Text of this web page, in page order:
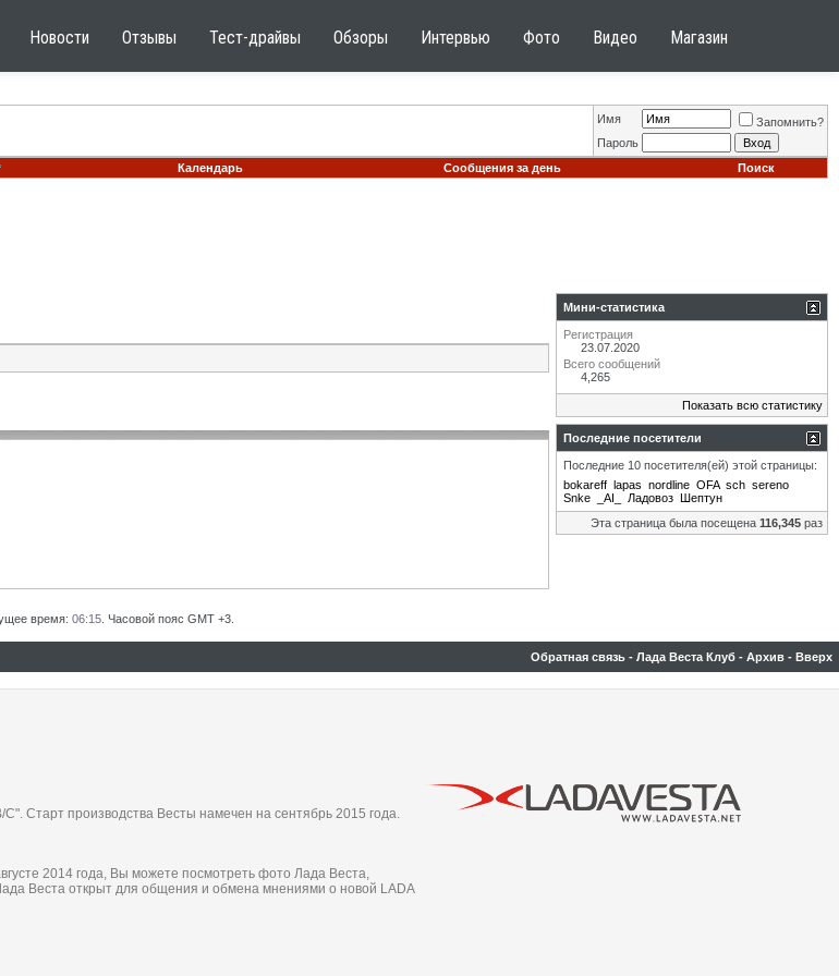
Новости Отзывы Тест-драйвы Обзоры Интервью Фото Видео Магазин
Имя
Запомнить?
Пароль
Календарь Сообщения за день Поиск
Мини-статистика
Регистрация
23.07.2020
Всего сообщений
4,265
Показать всю статистику
Последние посетители
Последние 10 посетителя(ей) этой страницы:
bokareff lapas nordline OFA sch sereno
Snke
_AI_ Ладовоз Шептун
Эта страница была посещена 116,345 раз
время: 06:15 . Часовой пояс GMT +3.
Обратная связь - Лада Веста Клуб - Архив - Вверх
Старт производства Весты намечен на сентябрь 2015 года.
2014 года, Вы можете посмотреть фото Лада Веста,
Веста открыт для общения и обмена мнениями о новой LADA